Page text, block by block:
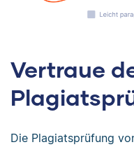
Vertraue
Die Plagiatsprüfung